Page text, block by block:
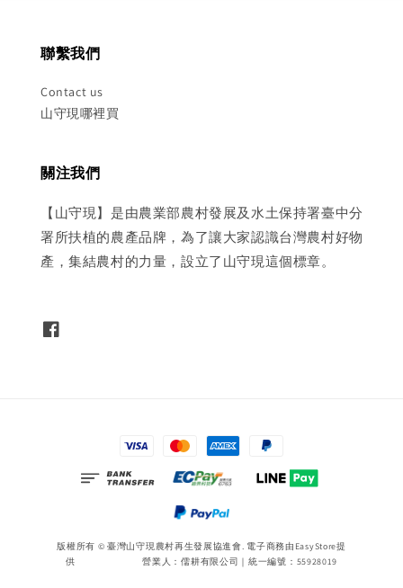
聯繫我們
Contact us
山守現哪裡買
關注我們
【山守現】是由農業部農村發展及水土保持署臺中分
署所扶植的農產品牌，為了讓大家認識台灣農村好物
產，集結農村的力量，設立了山守現這個標章。
版權所有 © 臺灣山守現農村再生發展協進會. 電子商務由 EasyStore提
供 營業人：儒耕有限公司｜統一編號：55928019